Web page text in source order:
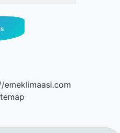
emeklimaasi.com